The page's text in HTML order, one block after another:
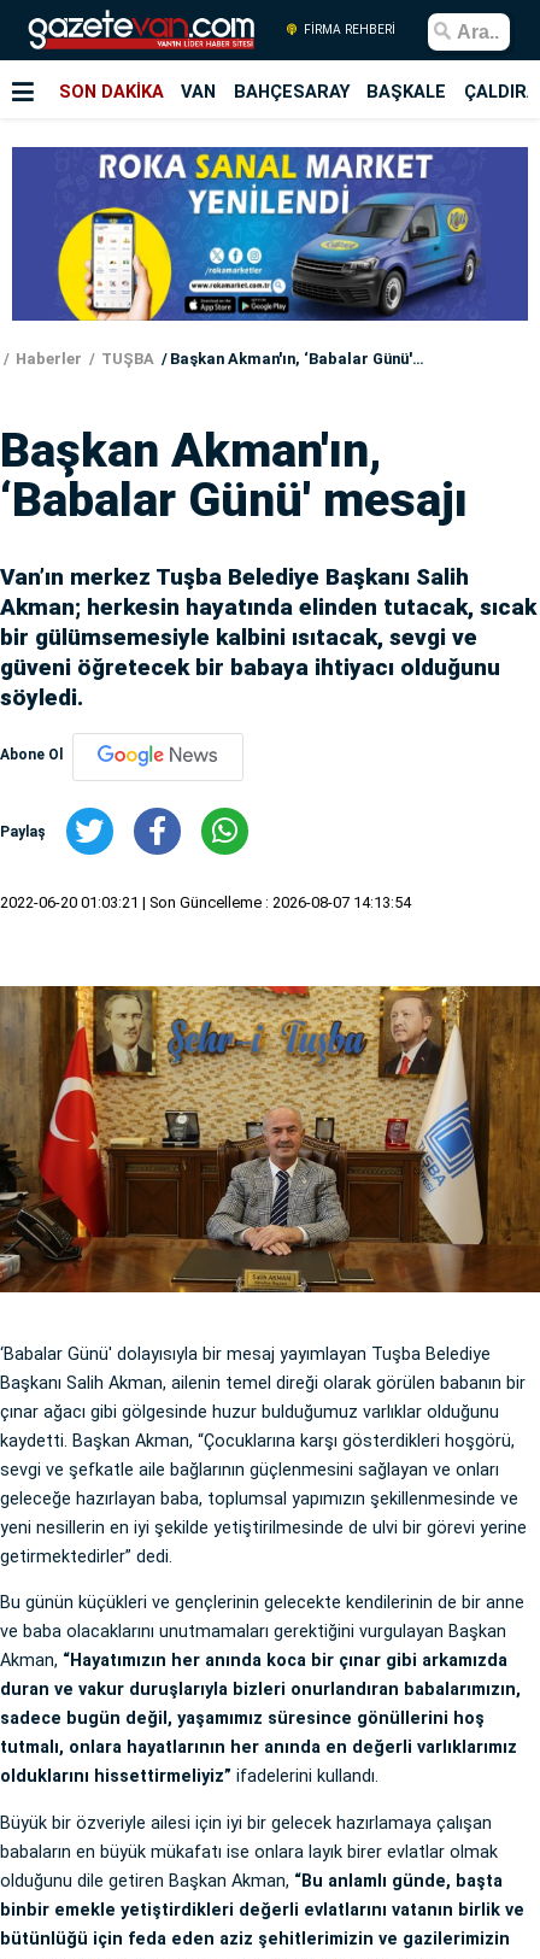
FİRMA REHBERİ
SON DAKİKA VAN BAHÇESARAY BAŞKALE
Haberler TUŞBA Başkan Akman'ın, ‘Babalar Günü' mesajı
Başkan Akman'ın,
‘Babalar Günü' mesajı
Van’ın merkez Tuşba Belediye Başkanı Salih
Akman; herkesin hayatında elinden tutacak, sıcak
bir gülümsemesiyle kalbini ısıtacak, sevgi ve
güveni öğretecek bir babaya ihtiyacı olduğunu
söyledi.
Abone Ol
Paylaş
2022-06-20 01:03:21 | Son Güncelleme : 2026-08-07 14:13:54
‘Babalar Günü' dolayısıyla bir mesaj yayımlayan Tuşba Belediye
Başkanı Salih Akman, ailenin temel direği olarak görülen babanın bir
çınar ağacı gibi gölgesinde huzur bulduğumuz varlıklar olduğunu
kaydetti. Başkan Akman, “Çocuklarına karşı gösterdikleri hoşgörü,
sevgi ve şefkatle aile bağlarının güçlenmesini sağlayan ve onları
geleceğe hazırlayan baba, toplumsal yapımızın şekillenmesinde ve
yeni nesillerin en iyi şekilde yetiştirilmesinde de ulvi bir görevi yerine
getirmektedirler” dedi.
Bu günün küçükleri ve gençlerinin gelecekte kendilerinin de bir anne
ve baba olacaklarını unutmamaları gerektiğini vurgulayan Başkan
Akman, “Hayatımızın her anında koca bir çınar gibi arkamızda
duran ve vakur duruşlarıyla bizleri onurlandıran babalarımızın,
sadece bugün değil, yaşamımız süresince gönüllerini hoş
tutmalı, onlara hayatlarının her anında en değerli varlıklarımız
olduklarını hissettirmeliyiz” ifadelerini kullandı.
Büyük bir özveriyle ailesi için iyi bir gelecek hazırlamaya çalışan
babaların en büyük mükafatı ise onlara layık birer evlatlar olmak
olduğunu dile getiren Başkan Akman, “Bu anlamlı günde, başta
binbir emekle yetiştirdikleri değerli evlatlarını vatanın birlik ve
bütünlüğü için feda eden aziz şehitlerimizin ve gazilerimizin